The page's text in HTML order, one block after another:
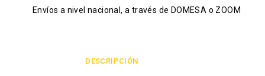
Envíos a nivel nacional, a través de DOMESA o ZOOM
DESCRIPCIÓN